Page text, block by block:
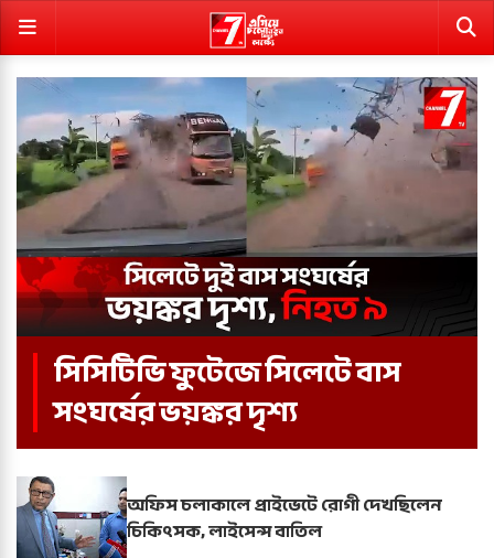
সিসিটিভি ফুটেজে সিলেটে বাস
সংঘর্ষের ভয়ঙ্কর দৃশ্য
অফিস চলাকালে প্রাইভেটে রোগী দেখছিলেন
চিকিৎসক, লাইসেন্স বাতিল